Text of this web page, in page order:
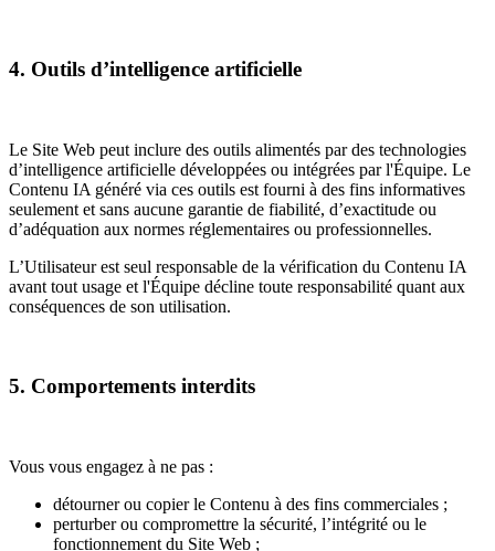
4. Outils d’intelligence artificielle
Le Site Web peut inclure des outils alimentés par des technologies
d’intelligence artificielle développées ou intégrées par l'Équipe. Le
Contenu IA généré via ces outils est fourni à des fins informatives
seulement et sans aucune garantie de fiabilité, d’exactitude ou
d’adéquation aux normes réglementaires ou professionnelles.
L’Utilisateur est seul responsable de la vérification du Contenu IA
avant tout usage et l'Équipe décline toute responsabilité quant aux
conséquences de son utilisation.
5. Comportements interdits
Vous vous engagez à ne pas :
détourner ou copier le Contenu à des fins commerciales ;
perturber ou compromettre la sécurité, l’intégrité ou le
fonctionnement du Site Web ;